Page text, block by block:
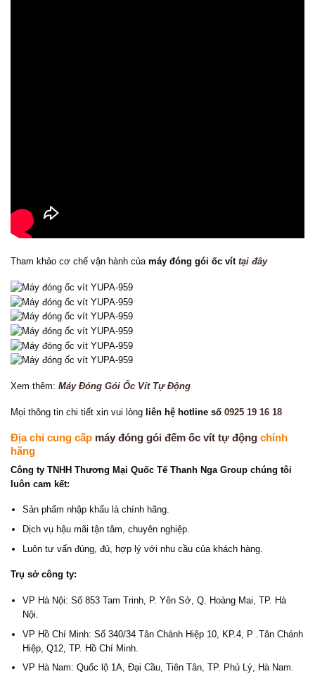
Tham khảo cơ chế vận hành của máy đóng gói ốc vít tại đây
Xem thêm: Máy Đóng Gói Ốc Vít Tự Động
Mọi thông tin chi tiết xin vui lòng liên hệ hotline số 0925 19 16 18
Địa chỉ cung cấp máy đóng gói đếm ốc vít tự động chính
hãng
Công ty TNHH Thương Mại Quốc Tế Thanh Nga Group chúng tôi
luôn cam kết:
Sản phẩm nhập khẩu là chính hãng.
Dịch vụ hậu mãi tận tâm, chuyên nghiệp.
Luôn tư vấn đúng, đủ, hợp lý với nhu cầu của khách hàng.
Trụ sở công ty:
VP Hà Nội: Số 853 Tam Trinh, P. Yên Sở, Q. Hoàng Mai, TP. Hà
Nội.
VP Hồ Chí Minh: Số 340/34 Tân Chánh Hiệp 10, KP.4, P .Tân Chánh
Hiệp, Q12, TP. Hồ Chí Minh.
VP Hà Nam: Quốc lộ 1A, Đại Cầu, Tiên Tân, TP. Phủ Lý, Hà Nam.